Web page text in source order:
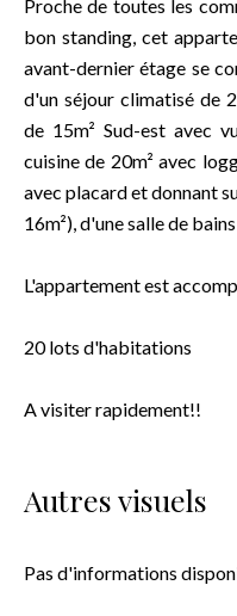
Proche de toutes les
bon standing, cet
avant-dernier étage se
d'un séjour climatisé de
de 15m² Sud-est avec
cuisine de 20m² avec
avec placard et donnant
16m²), d'une salle de
L'appartement est
20 lots d'habitations
A visiter rapidement!!
Autres visuels
Pas d'informations